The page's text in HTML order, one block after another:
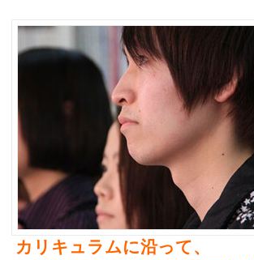
カリキュラムに沿って、